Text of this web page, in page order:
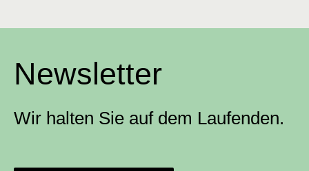
Newsletter
Wir halten Sie auf dem Laufenden.